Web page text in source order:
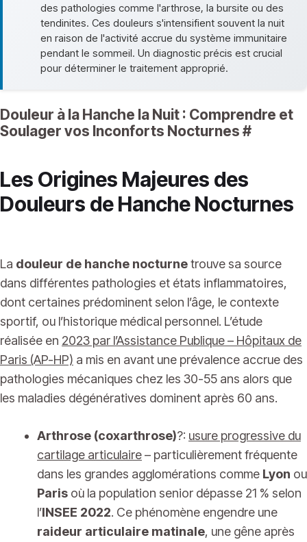
des pathologies comme l'arthrose, la bursite ou des
tendinites. Ces douleurs s'intensifient souvent la nuit
en raison de l'activité accrue du système immunitaire
pendant le sommeil. Un diagnostic précis est crucial
pour déterminer le traitement approprié.
Douleur à la Hanche la Nuit : Comprendre et
Soulager vos Inconforts Nocturnes #
Les Origines Majeures des
Douleurs de Hanche Nocturnes
La douleur de hanche nocturnetrouve sa source
dans différentes pathologies et états inflammatoires,
dont certaines prédominent selon l’âge, le contexte
sportif, ou l’historique médical personnel. L’étude
réalisée en 2023 par l’Assistance Publique – Hôpitaux de
Paris (AP-HP) a mis en avant une prévalence accrue des
pathologies mécaniques chez les 30-55 ans alors que
les maladies dégénératives dominent après 60 ans.
Arthrose (coxarthrose)?: usure progressive du
cartilage articulaire– particulièrement fréquente
dans les grandes agglomérations comme Lyon ou
Paris où la population senior dépasse 21 % selon
l’INSEE 2022. Ce phénomène engendre une
raideur articulaire matinale, une gêne après